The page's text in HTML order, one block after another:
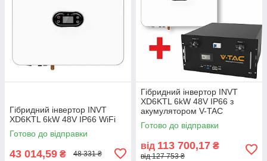
Гібридний інвертор INVT
XD6KTL 6kW 48V IP66 WiFi
Готово до відправки
43 014,59 ₴ 48 331 ₴
Гібридний інвертор INVT
XD6KTL 6kW 48V IP66 з
акумулятором V-TAC
LiFePO4 9.6kW 48V 200Ah
VT-48200B, WI-FI
Готово до відправки
від 113 700,17 ₴
від 127 753 ₴